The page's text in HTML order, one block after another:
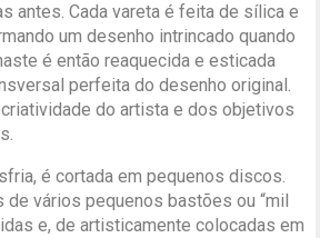
antes. Cada vareta é feita de sílica e
um desenho intrincado quando
é então reaquecida e esticada
perfeita do desenho original.
do artista e dos objetivos
é cortada em pequenos discos.
de vários pequenos bastões ou “mil
e, de artisticamente colocadas em